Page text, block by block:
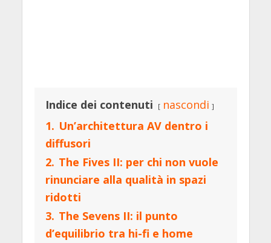
Indice dei contenuti
nascondi
1. Un’architettura AV dentro i
diffusori
2. The Fives II: per chi non vuole
rinunciare alla qualità in spazi
ridotti
3. The Sevens II: il punto
d’equilibrio tra hi-fi e home